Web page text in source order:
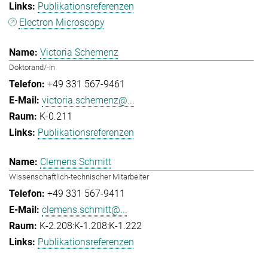
Publikationsreferenzen
Electron Microscopy
Victoria Schemenz
Doktorand/-in
+49 331 567-9461
victoria.schemenz@...
K-0.211
Publikationsreferenzen
Clemens Schmitt
Wissenschaftlich-technischer Mitarbeiter
+49 331 567-9411
clemens.schmitt@...
K-2.208:K-1.208:K-1.222
Publikationsreferenzen